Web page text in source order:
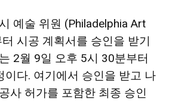
예술 위원 (Philadelphia Art
시공 계획서를 승인을 받기
2월 9일 오후 5시 30분부터
이다. 여기에서 승인을 받고 나
사 허가를 포함한 최종 승인